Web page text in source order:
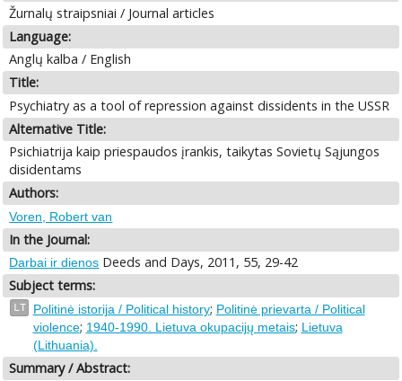
Žurnalų straipsniai / Journal articles
Language:
Anglų kalba / English
Title:
Psychiatry as a tool of repression against dissidents in the USSR
Alternative Title:
Psichiatrija kaip priespaudos įrankis, taikytas Sovietų Sąjungos
disidentams
Authors:
Voren, Robert van
In the Journal:
Darbai ir dienos Deeds and Days, 2011, 55, 29-42
Subject terms:
LT Politinė istorija / Political history; Politinė prievarta / Political
violence; 1940-1990. Lietuva okupacijų metais; Lietuva
(Lithuania).
Summary / Abstract: